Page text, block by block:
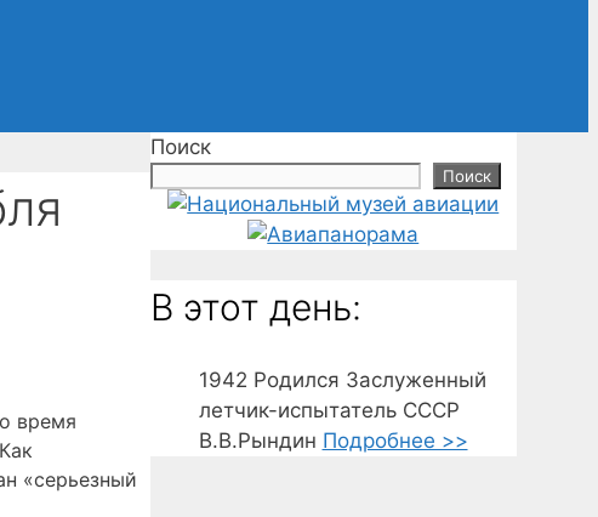
время
«серьезный
Поиск
Поиск
В этот день:
1942 Родился Заслуженный
летчик-испытатель СССР
В.В.Рындин Подробнее >>